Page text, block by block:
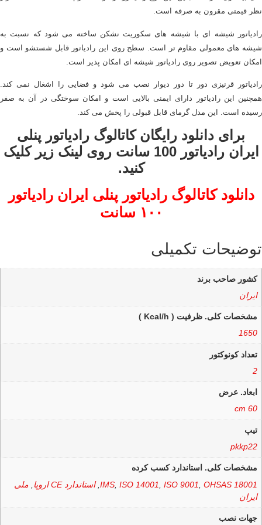
نظر قیمتی مقرون به صرفه است.
رادیاتور شیشه ای با شیشه های سکوریت نشکن ساخته می شود که نسبت به
شیشه های معمولی مقاوم تر است. سطح روی این رادیاتور قابل شستشو است و
امکان تعویض تصویر روی رادیاتور شیشه ای امکان پذیر است.
رادیاتور قرنیزی دور تا دور دیوار نصب می شود و فضایی را اشغال نمی کند.
همچنین این رادیاتور دارای ایمنی بالایی است و امکان سوختگی در آن به صفر
رسیده است. این مدل گرمای قابل قبولی را پخش می کند.
برای دانلود رایگان کاتالوگ رادیاتور پنلی
ایران رادیاتور 100 سانت روی لینک زیر کلیک
کنید.
دانلود کاتالوگ رادیاتور پنلی ایران رادیاتور
۱۰۰ سانت
توضیحات تکمیلی
کشور صاحب برند
ایران
مشخصات کلی. ظرفیت ( Kcal/h )
1650
تعداد کونوکتور
2
ابعاد. عرض
60 cm
تیپ
pkkp22
مشخصات کلی. استاندارد کسب کرده
IMS, ISO 14001 ISO 9001 OHSAS 18001
,استاندارد CE اروپا
ملی
ایران
جهات نصب